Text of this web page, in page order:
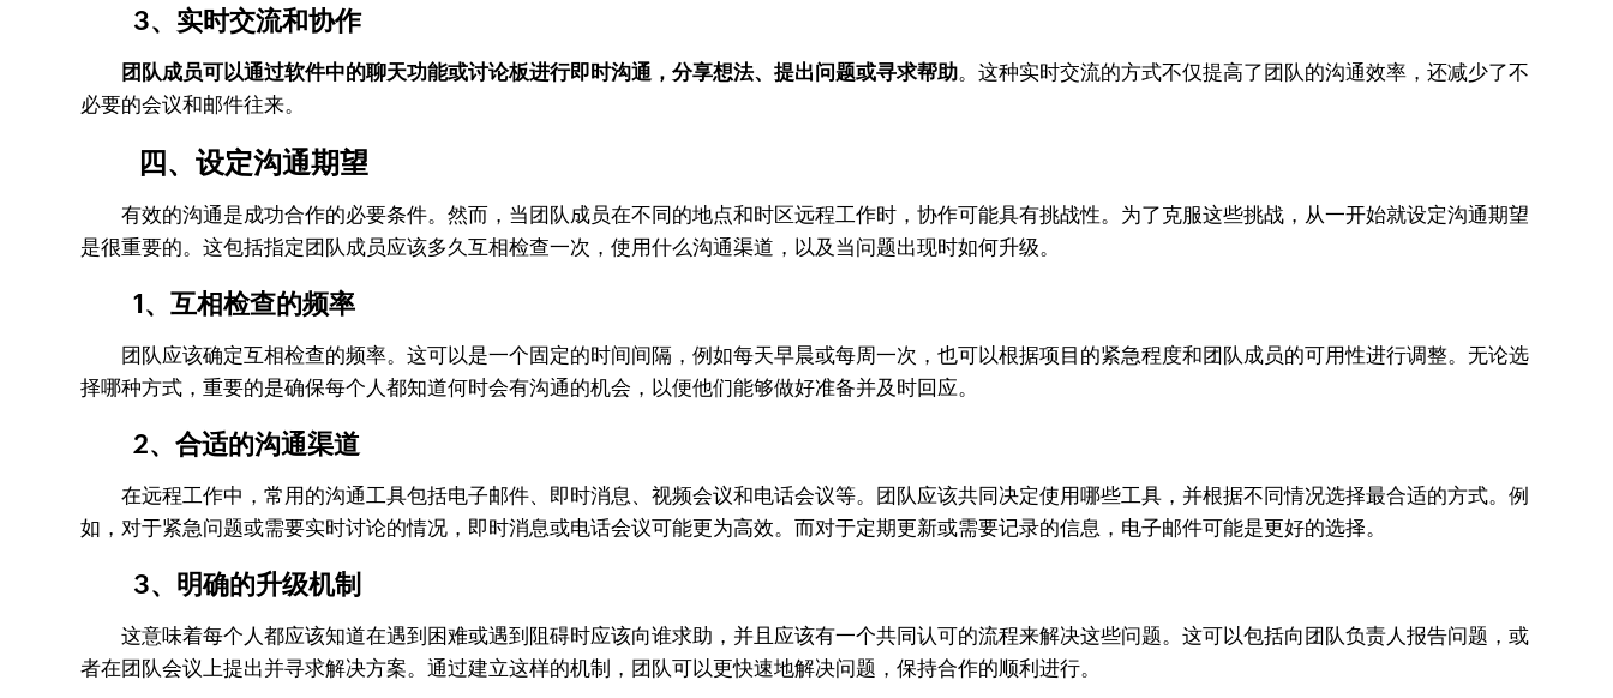
3、实时交流和协作
团队成员可以通过软件中的聊天功能或讨论板进行即时沟通，分享想法、提出问题或寻求帮助。这种实时交流的方式不仅提高了团队的沟通效率，还减少了不
必要的会议和邮件往来。
四、设定沟通期望
有效的沟通是成功合作的必要条件。然而，当团队成员在不同的地点和时区远程工作时，协作可能具有挑战性。为了克服这些挑战，从一开始就设定沟通期望
是很重要的。这包括指定团队成员应该多久互相检查一次，使用什么沟通渠道，以及当问题出现时如何升级。
1、互相检查的频率
团队应该确定互相检查的频率。这可以是一个固定的时间间隔，例如每天早晨或每周一次，也可以根据项目的紧急程度和团队成员的可用性进行调整。无论选
择哪种方式，重要的是确保每个人都知道何时会有沟通的机会，以便他们能够做好准备并及时回应。
2、合适的沟通渠道
在远程工作中，常用的沟通工具包括电子邮件、即时消息、视频会议和电话会议等。团队应该共同决定使用哪些工具，并根据不同情况选择最合适的方式。例
如，对于紧急问题或需要实时讨论的情况，即时消息或电话会议可能更为高效。而对于定期更新或需要记录的信息，电子邮件可能是更好的选择。
3、明确的升级机制
这意味着每个人都应该知道在遇到困难或遇到阻碍时应该向谁求助，并且应该有一个共同认可的流程来解决这些问题。这可以包括向团队负责人报告问题，或
者在团队会议上提出并寻求解决方案。通过建立这样的机制，团队可以更快速地解决问题，保持合作的顺利进行。